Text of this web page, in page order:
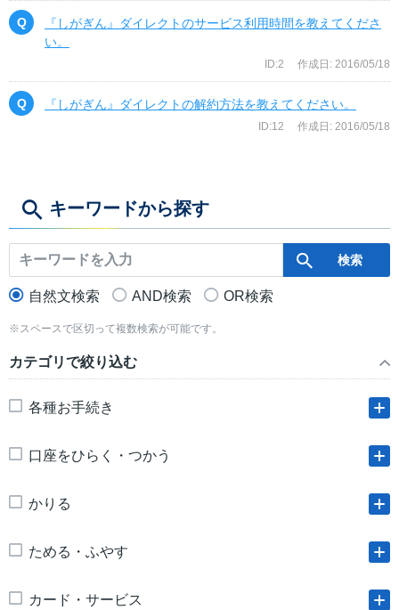
『しがぎん』ダイレクトのサービス利用時間を教えてくださ
い。
ID:2 作成日: 2016/05/18
『しがぎん』ダイレクトの解約方法を教えてください。
ID:12 作成日: 2016/05/18
キーワードから探す
自然文検索 AND検索 OR検索
※スペースで区切って複数検索が可能です。
カテゴリで絞り込む
各種お手続き
口座をひらく・つかう
かりる
ためる・ふやす
カード・サービス